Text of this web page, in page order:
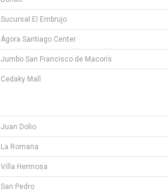
Sucursal El Embrujo
Ágora Santiago Center
Jumbo San Francisco de Macorís
Cedaky Mall
Juan Dolio
La Romana
Villa Hermosa
San Pedro